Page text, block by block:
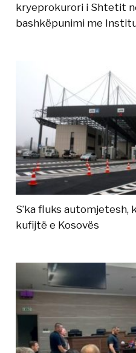
kryeprokurori i Shtetit
bashkëpunimi me
S’ka fluks
kufijtë e Kosovës